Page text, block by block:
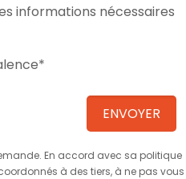
informations nécessaires
En accord avec sa politique
à des tiers, à ne pas vous